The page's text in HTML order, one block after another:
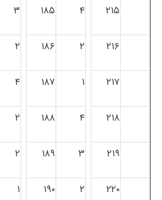
۲۱۵ ۴ ۱۸۵ ۳
۲۱۶ ۲ ۱۸۶ ۲
۲۱۷ ۱ ۱۸۷ ۴
۲۱۸ ۴ ۱۸۸ ۲
۲۱۹ ۳ ۱۸۹ ۲
۲۲۰ ۲ ۱۹۰ ۱